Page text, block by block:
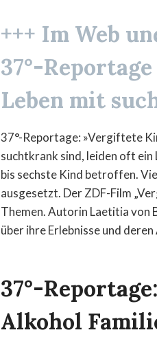
+++ Im Web
37°-
Leben mit
37°-Reportage: »Vergiftete
suchtkrank sind, leiden oft
bis sechste Kind betroffen.
ausgesetzt. Der ZDF-Film
Themen. Autorin Laetitia von
über ihre Erlebnisse und
37°-
Alkohol